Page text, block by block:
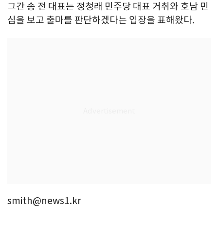
그간 송 전 대표는 정청래 민주당 대표 거취와 호남 민
심을 보고 출마를 판단하겠다는 입장을 표해왔다.
smith@news1.kr